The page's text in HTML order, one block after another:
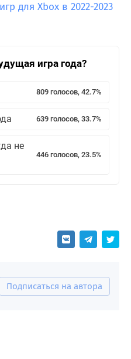
для Xbox в 2022-2023
игра года?
809 голосов, 42.7%
639 голосов, 33.7%
не
446 голосов, 23.5%
Подписаться на автора